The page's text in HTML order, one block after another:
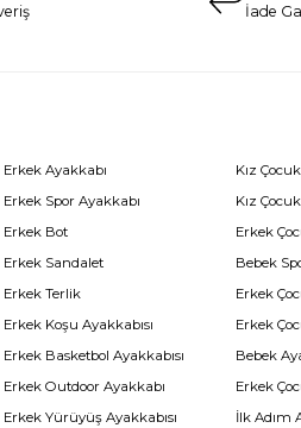
İade
Erkek Ayakkabı
Erkek Spor Ayakkabı
Erkek Bot
Erkek Sandalet
Erkek Terlik
Erkek Koşu Ayakkabısı
Erkek Basketbol Ayakkabısı
Erkek Outdoor Ayakkabı
Erkek Yürüyüş Ayakkabısı
Kız
Kız
Erkek
Bebek
Erkek
Erkek
Bebek
Erkek
İlk Adım